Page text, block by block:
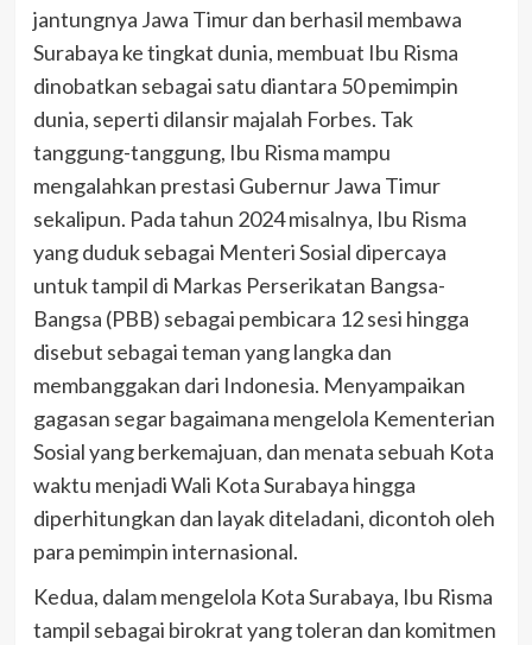
jantungnya Jawa Timur dan berhasil membawa
Surabaya ke tingkat dunia, membuat Ibu Risma
dinobatkan sebagai satu diantara 50 pemimpin
dunia, seperti dilansir majalah Forbes. Tak
tanggung-tanggung, Ibu Risma mampu
mengalahkan prestasi Gubernur Jawa Timur
sekalipun. Pada tahun 2024 misalnya, Ibu Risma
yang duduk sebagai Menteri Sosial dipercaya
untuk tampil di Markas Perserikatan Bangsa-
Bangsa (PBB) sebagai pembicara 12 sesi hingga
disebut sebagai teman yang langka dan
membanggakan dari Indonesia. Menyampaikan
gagasan segar bagaimana mengelola Kementerian
Sosial yang berkemajuan, dan menata sebuah Kota
waktu menjadi Wali Kota Surabaya hingga
diperhitungkan dan layak diteladani, dicontoh oleh
para pemimpin internasional.
Kedua, dalam mengelola Kota Surabaya, Ibu Risma
tampil sebagai birokrat yang toleran dan komitmen